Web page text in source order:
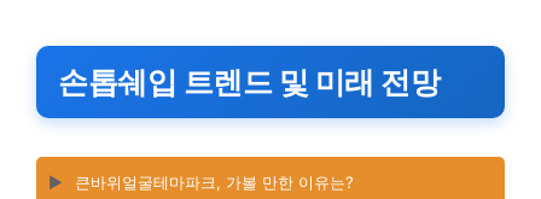
손톱쉐입 트렌드 및 미래 전망
▶️ 큰바위얼굴테마파크, 가볼 만한 이유는?